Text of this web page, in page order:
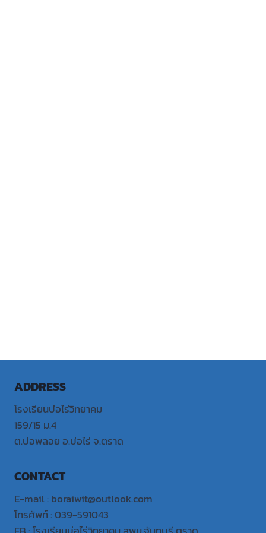
ADDRESS
โรงเรียนบ่อไร่วิทยาคม
159/15 ม.4
ต.บ่อพลอย อ.บ่อไร่ จ.ตราด
CONTACT
E-mail : boraiwit@outlook.com
โทรศัพท์ : 039-591043